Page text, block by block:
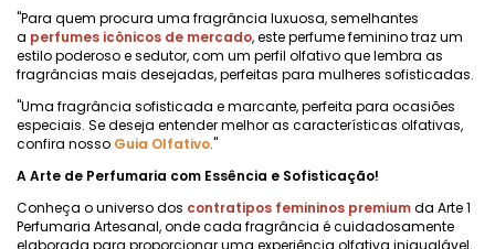
"Para quem procura uma fragrância luxuosa, semelhantes
a perfumes icônicos de mercado, este perfume feminino traz um
estilo poderoso e sedutor, com um perfil olfativo que lembra as
fragrâncias mais desejadas, perfeitas para mulheres sofisticadas.
"Uma fragrância sofisticada e marcante, perfeita para ocasiões
especiais. Se deseja entender melhor as características olfativas,
confira nosso Guia Olfativo."
A Arte de Perfumaria com Essência e Sofisticação!
Conheça o universo dos contratipos femininos premiumda Arte 1
Perfumaria Artesanal, onde cada fragrância é cuidadosamente
elaborada para proporcionar uma experiência olfativa inigualável.